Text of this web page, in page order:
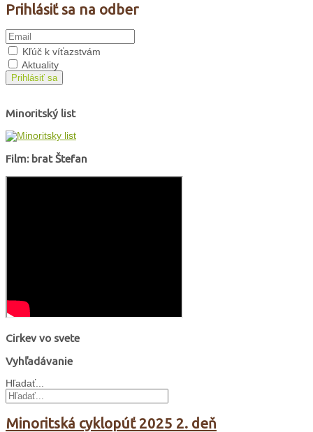
Prihlásiť sa na odber
Kľúč k víťazstvám
Aktuality
Prihlásiť sa
Minoritský list
Film: brat Štefan
Cirkev vo svete
Vyhľadávanie
Hľadať...
Minoritská cyklopúť 2025 2. deň